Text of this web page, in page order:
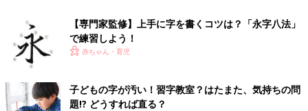
【専門家監修】上手に字を書くコツは？「永字八法」
で練習しよう！
赤ちゃん・育児
子どもの字が汚い！習字教室？はたまた、気持ちの問
題!? どうすれば直る？